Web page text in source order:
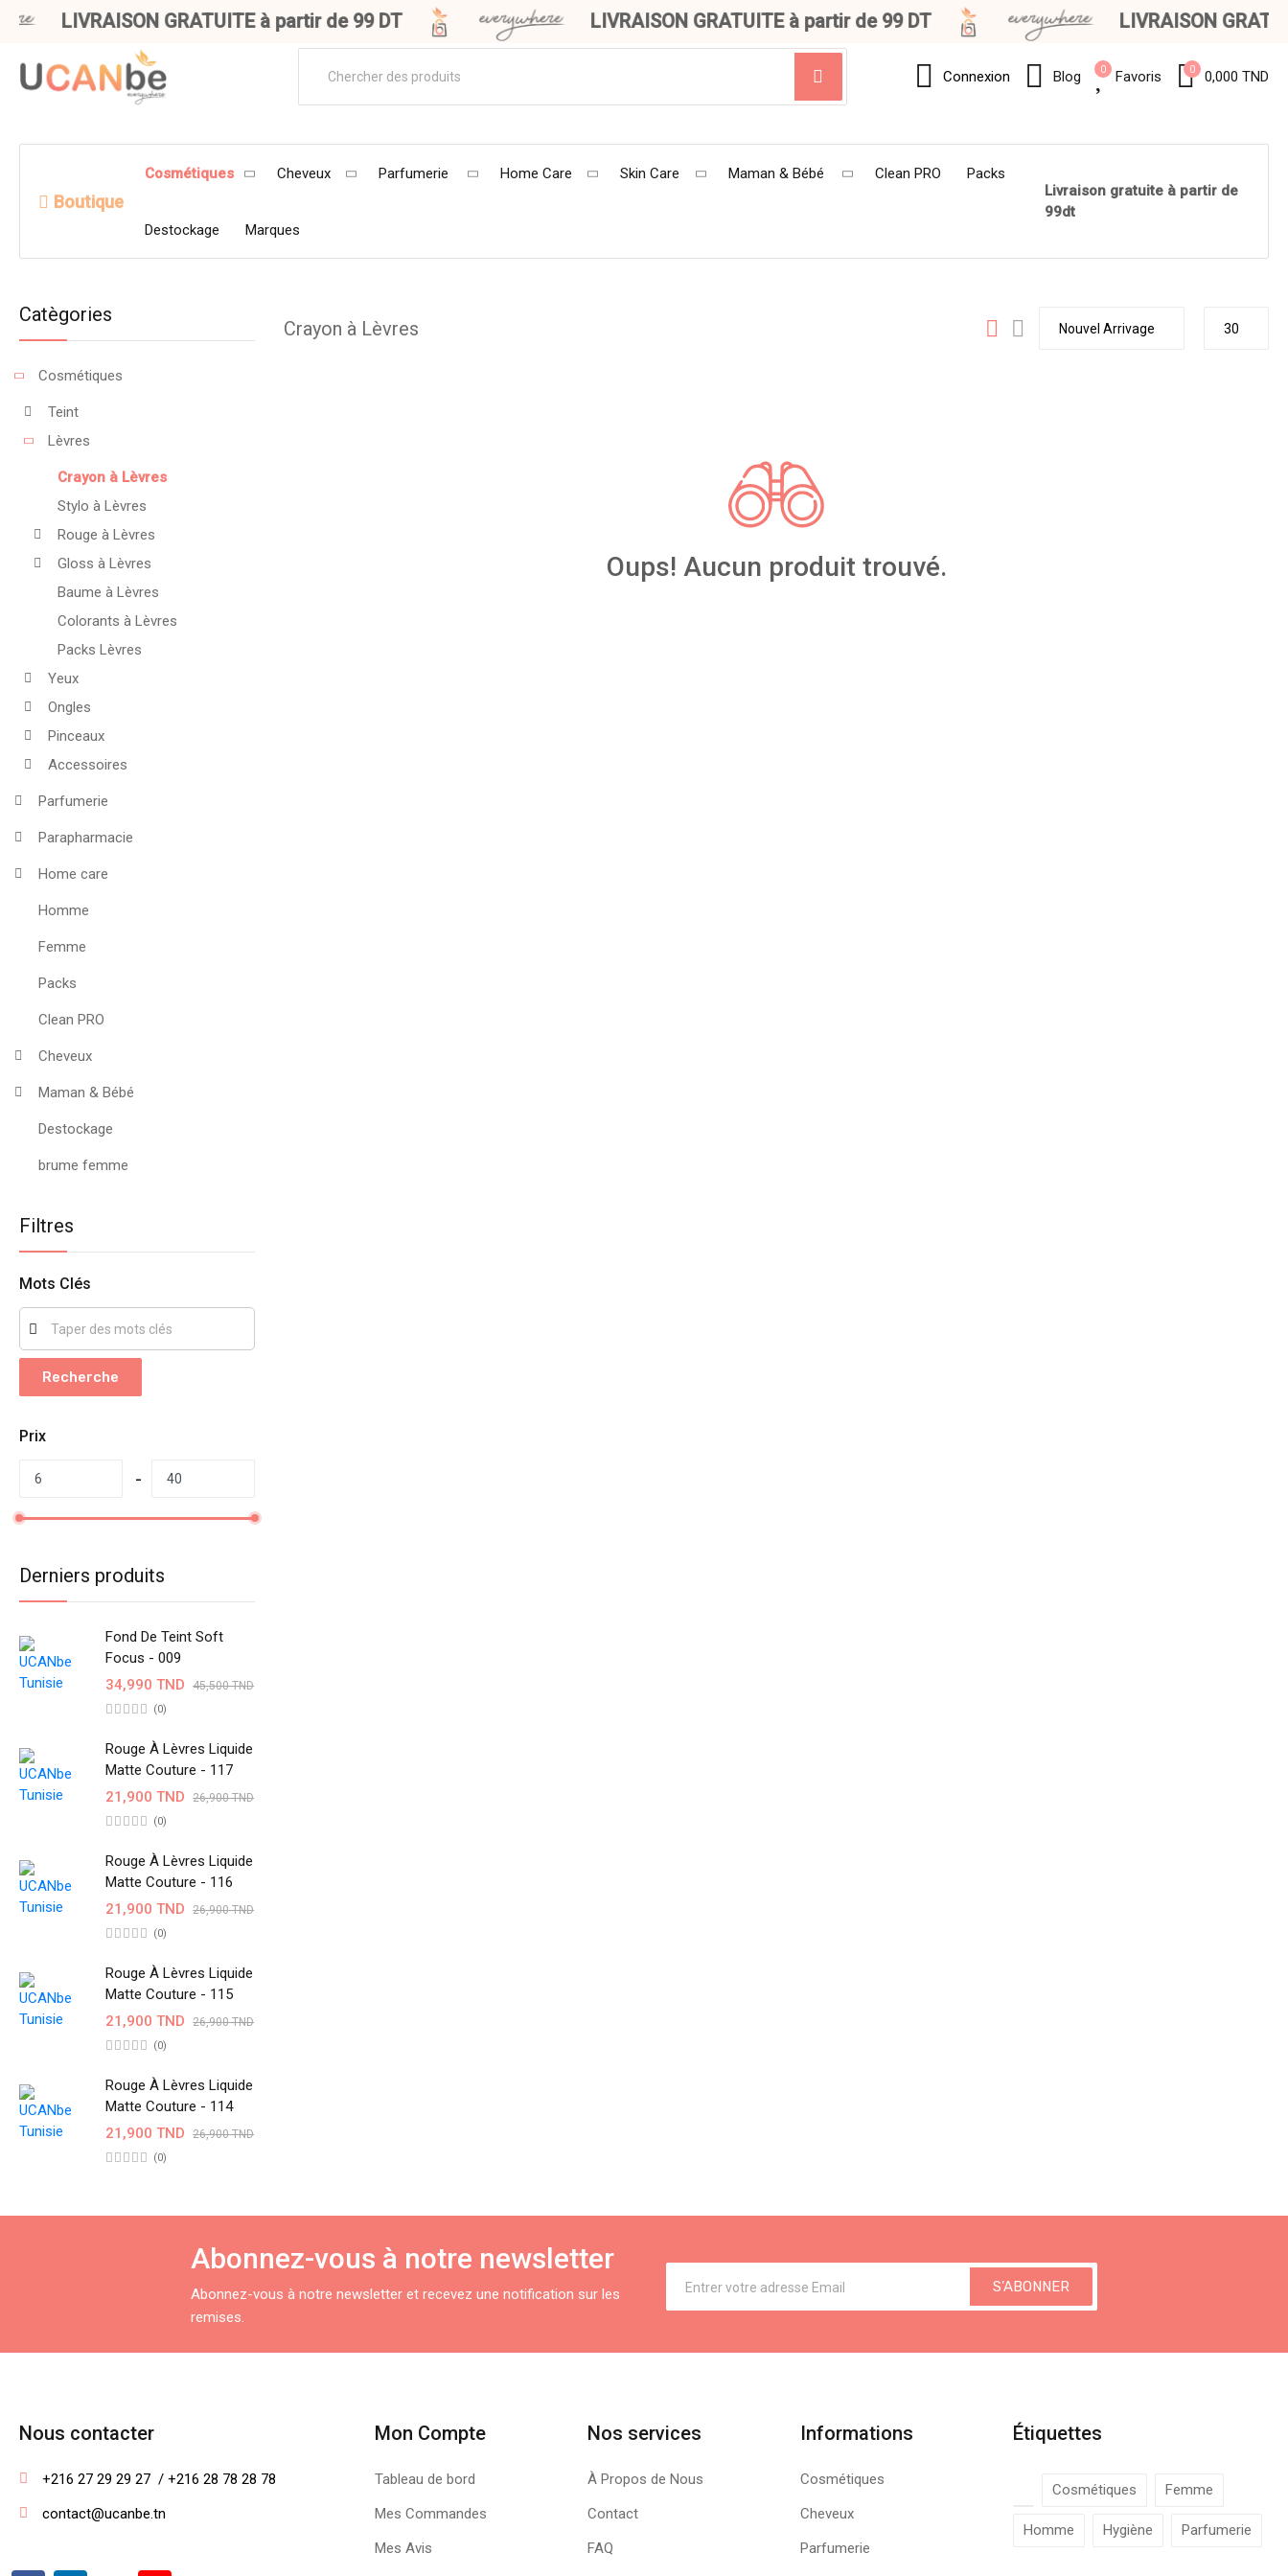
LIVRAISON GRATUITE à partir de 99 DT LIVRAISON GRATUITE à partir de 99 DT LIVRAISON
Connexion Blog 0 Favoris 0 0,000 TND
Boutique
Cosmétiques Cheveux Parfumerie Home Care Skin Care Maman & Bébé Clean PRO Packs
Destockage Marques
Livraison gratuite à partir de
99dt
Catègories
Cosmétiques
Teint
Lèvres
Crayon à Lèvres
Stylo à Lèvres
Rouge à Lèvres
Gloss à Lèvres
Baume à Lèvres
Colorants à Lèvres
Packs Lèvres
Yeux
Ongles
Pinceaux
Accessoires
Parfumerie
Parapharmacie
Home care
Homme
Femme
Packs
Clean PRO
Cheveux
Maman & Bébé
Destockage
brume femme
Filtres
Mots Clés
Recherche
Prix
Derniers produits
Fond De Teint Soft
Focus - 009
34,990 TND
45,500 TND
(0)
Rouge À Lèvres Liquide
Matte Couture - 117
21,900 TND
26,900 TND
(0)
Rouge À Lèvres Liquide
Matte Couture - 116
21,900 TND
26,900 TND
(0)
Rouge À Lèvres Liquide
Matte Couture - 115
21,900 TND
26,900 TND
(0)
Rouge À Lèvres Liquide
Matte Couture - 114
21,900 TND
26,900 TND
(0)
Crayon à Lèvres Nouvel Arrivage 30
Oups! Aucun produit trouvé.
Abonnez-vous à notre newsletter
Abonnez-vous à notre newsletter et recevez une notification sur les
remises.
S'ABONNER
Nous contacter
+216 27 29 29 27  / +216 28 78 28 78
contact@ucanbe.tn
Mon Compte
Tableau de bord
Mes Commandes
Mes Avis
Nos services
À Propos de Nous
Contact
FAQ
Informations
Cosmétiques
Cheveux
Parfumerie
Étiquettes
Cosmétiques Femme
Homme Hygiène Parfumerie